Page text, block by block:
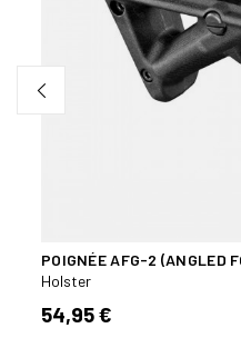
POIGNÉE AFG-2 (ANGLED
Holster
54,95 €